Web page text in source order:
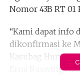
Nomor 43B RT
“Kami dapat info
dikonfirmasi ke
Kasubag Humas
Erna Ruswing